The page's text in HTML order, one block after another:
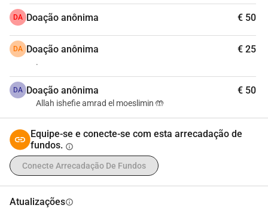
Compartilhe esta mensagem o máximo possível, que Allah
os recompense ricamente.
DA Doação anônima € 50
DA Doação anônima € 25
.
DA Doação anônima € 50
Allah ishefie amrad el moeslimin 🤲
Equipe-se e conecte-se com esta arrecadação de
fundos. info
Conecte Arrecadação De Fundos
Atualizaçõesinfo